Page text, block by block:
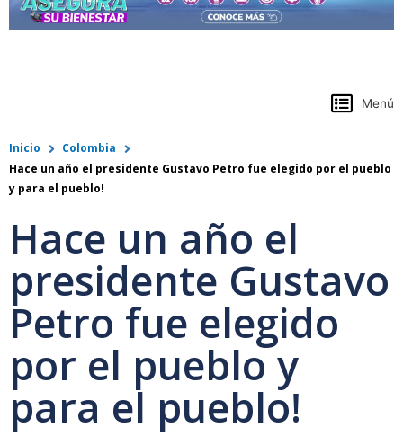
Menú
Inicio
Colombia
Hace un año el presidente Gustavo Petro fue elegido por el pueblo
y para el pueblo!
Hace un año el
presidente Gustavo
Petro fue elegido
por el pueblo y
para el pueblo!